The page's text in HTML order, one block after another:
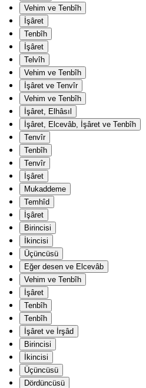
Vehim ve Tenbîh
İşâret
Tenbîh
İşâret
Telvîh
Vehim ve Tenbîh
İşâret ve Tenvîr
Vehim ve Tenbîh
İşâret, Elhâsıl
İşâret, Elcevâb, İşâret ve Tenbîh
Tenvîr
Tenbîh
Tenvîr
İşâret
Mukaddeme
Temhîd
İşâret
Birincisi
İkincisi
Üçüncüsü
Eğer desen ve Elcevâb
Vehim ve Tenbîh
İşâret
Tenbîh
Tenbîh
İşâret ve İrşâd
Birincisi
İkincisi
Üçüncüsü
Dördüncüsü